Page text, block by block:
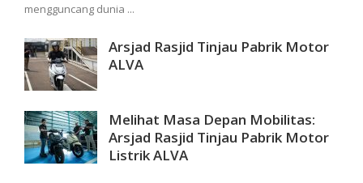
mengguncang dunia ...
Arsjad Rasjid Tinjau Pabrik Motor
ALVA
Melihat Masa Depan Mobilitas:
Arsjad Rasjid Tinjau Pabrik Motor
Listrik ALVA